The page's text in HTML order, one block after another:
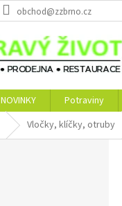
obchod@zzbrno.cz
NOVINKY Potraviny
Vločky, klíčky, otruby